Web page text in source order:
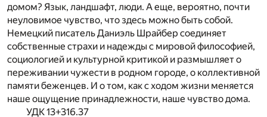
домом? Язык, ландшафт, люди. А еще, вероятно, почти
неуловимое чувство, что здесь можно быть собой.
Немецкий писатель Даниэль Шрайбер соединяет
собственные страхи и надежды с мировой философией,
социологией и культурной критикой и размышляет о
переживании чужести в родном городе, о коллективной
памяти беженцев. И о том, как с ходом жизни меняется
наше ощущение принадлежности, наше чувство дома.
УДК 13+316.37